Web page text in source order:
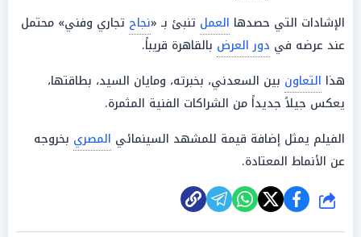
الإشادات التي حصدها العمل تنبئ بـ «نجاح تجاري وفني» محتمل
عند عرضه في دور العرض بالقاهرة قريباً.
هذا التعاون بين السعدني، بخبرته، ومايان السيد، بطاقتها،
يعكس جيلاً جديداً من الشراكات الفنية المثمرة.
الفيلم يمثل إضافة قيمة للمشهد السينمائي المصري بخروجه
عن الأنماط المعتادة.
شارك